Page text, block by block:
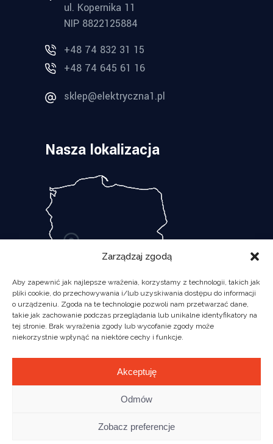
Zarządzaj zgodą
Aby zapewnić jak najlepsze wrażenia, korzystamy z technologii, takich jak
pliki cookie, do przechowywania i/lub uzyskiwania dostępu do informacji
o urządzeniu. Zgoda na te technologie pozwoli nam przetwarzać dane,
takie jak zachowanie podczas przeglądania lub unikalne identyfikatory na
tej stronie. Brak wyrażenia zgody lub wycofanie zgody może
niekorzystnie wpłynąć na niektóre cechy i funkcje.
Akceptuję
Odmów
Zobacz preferencje
ul. Kopernika 11
NIP 8822125884
+48 74 832 31 15
+48 74 645 61 16
sklep@elektryczna1.pl
Nasza lokalizacja